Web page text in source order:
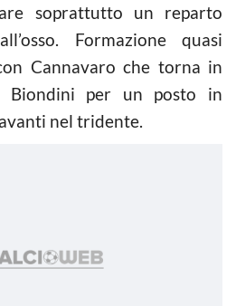
soprattutto un reparto
Formazione quasi
Cannavaro che torna in
Biondini per un posto in
nel tridente.